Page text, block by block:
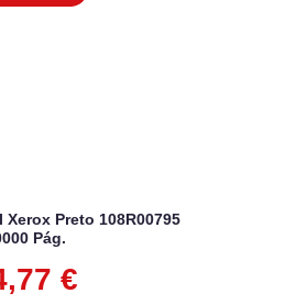
Preto 108R00795
Pág.
€